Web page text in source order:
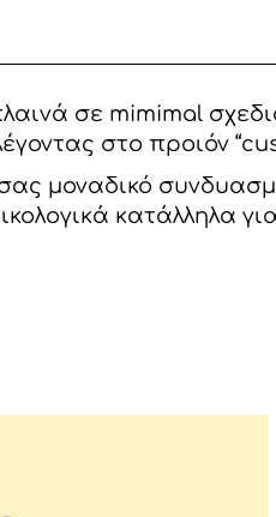
σε mimimal
στο προιόν
μοναδικό
κατάλληλα